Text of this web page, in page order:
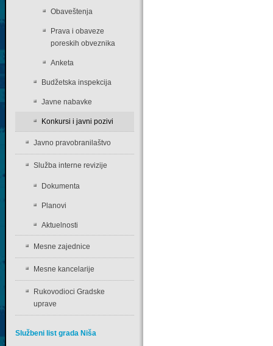
Obaveštenja
Prava i obaveze
poreskih obveznika
Anketa
Budžetska inspekcija
Javne nabavke
Konkursi i javni pozivi
Javno pravobranilaštvo
Služba interne revizije
Dokumenta
Planovi
Aktuelnosti
Mesne zajednice
Mesne kancelarije
Rukovodioci Gradske
uprave
Službeni list grada Niša